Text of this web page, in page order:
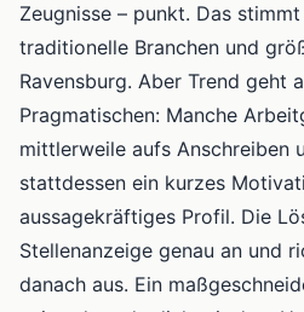
Zeugnisse – punkt. Das
traditionelle Branchen und
Ravensburg. Aber Trend geht
Pragmatischen: Manche
mittlerweile aufs Anschreiben
stattdessen ein kurzes
aussagekräftiges Profil. Die
Stellenanzeige genau an und
danach aus. Ein